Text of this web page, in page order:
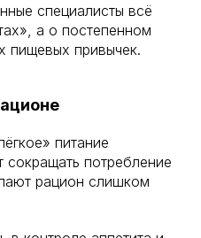
специалисты всё
а о постепенном
пищевых привычек.
питание
потребление
рацион слишком